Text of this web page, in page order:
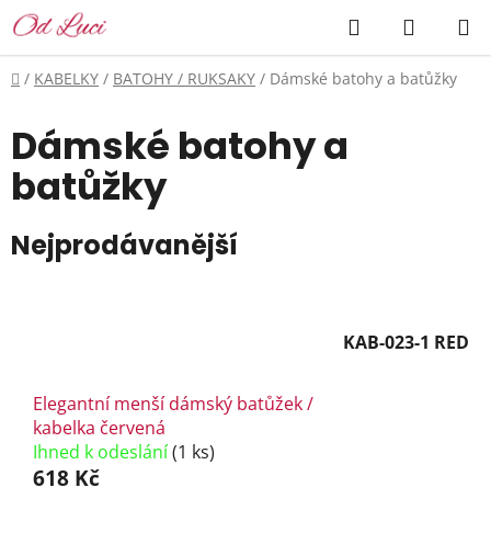
Přejít
na
obsah
Hledat
KOŠÍK
Domů
/ KABELKY / BATOHY / RUKSAKY / Dámské batohy a batůžky
Dámské batohy a
batůžky
Nejprodávanější
KAB-023-1 RED
Elegantní menší dámský batůžek /
kabelka červená
Ihned k odeslání(1 ks)
618 Kč